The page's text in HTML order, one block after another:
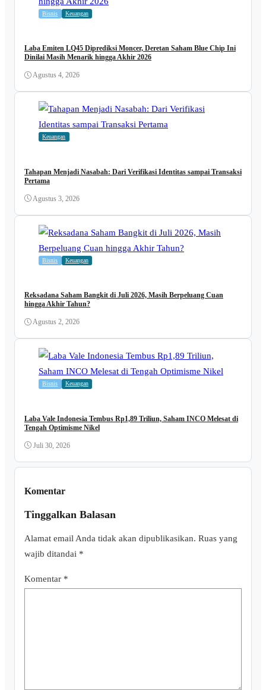
Bisnis Keuangan
Laba Emiten LQ45 Diprediksi Moncer, Deretan Saham Blue Chip Ini
Dinilai Masih Menarik hingga Akhir 2026
Agustus 4, 2026
Keuangan
Tahapan Menjadi Nasabah: Dari Verifikasi Identitas sampai Transaksi
Pertama
Agustus 3, 2026
Bisnis Keuangan
Reksadana Saham Bangkit di Juli 2026, Masih Berpeluang Cuan
hingga Akhir Tahun?
Agustus 2, 2026
Bisnis Keuangan
Laba Vale Indonesia Tembus Rp1,89 Triliun, Saham INCO Melesat di
Tengah Optimisme Nikel
Juli 30, 2026
Komentar
Tinggalkan Balasan
Alamat email Anda tidak akan dipublikasikan. Ruas yang
wajib ditandai *
Komentar *